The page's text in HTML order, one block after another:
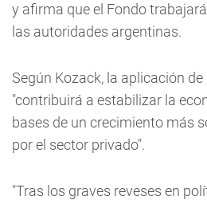
y afirma que el Fondo
las autoridades argentinas.
Según Kozack, la aplicación
"contribuirá a estabilizar la
bases de un crecimiento más
por el sector privado".
"Tras los graves reveses en